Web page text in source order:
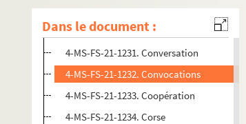
Dans le document :
4-MS-FS-21-1229. Conseillères privées à
4-MS-FS-21-1230. Conventions collectives
4-MS-FS-21-1231. Conversation
4-MS-FS-21-1232. Convocations
4-MS-FS-21-1233. Coopération
4-MS-FS-21-1234. Corse